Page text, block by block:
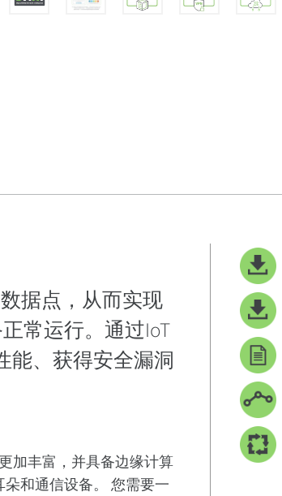
据点，从而实现
常运行。通过IoT
能、获得安全漏洞
加丰富，并具备边缘计算
和通信设备。
您需要一